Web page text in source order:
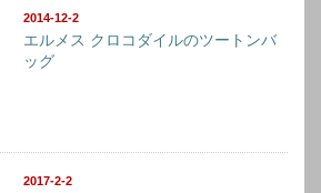
2014-12-2
エルメス クロコダイルのツートンバ
ッグ
2017-2-2